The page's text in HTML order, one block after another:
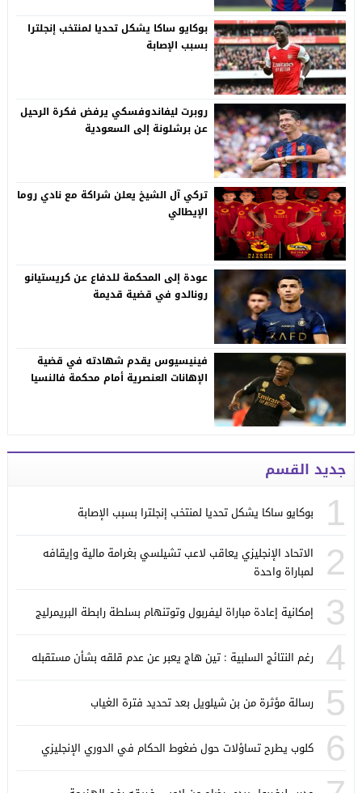
بوكايو ساكا يشكل تحديا لمنتخب إنجلترا
بسبب الإصابة
روبرت ليفاندوفسكي يرفض فكرة الرحيل
عن برشلونة إلى السعودية
تركي آل الشيخ يعلن شراكة مع نادي روما
الإيطالي
عودة إلى المحكمة للدفاع عن كريستيانو
رونالدو في قضية قديمة
فينيسيوس يقدم شهادته في قضية
الإهانات العنصرية أمام محكمة فالنسيا
جديد القسم
1 بوكايو ساكا يشكل تحديا لمنتخب إنجلترا بسبب الإصابة
2
الاتحاد الإنجليزي يعاقب لاعب تشيلسي بغرامة مالية وإيقافه
لمباراة واحدة
3 إمكانية إعادة مباراة ليفربول وتوتنهام بسلطة رابطة البريمرليج
4 رغم النتائج السلبية : تين هاج يعبر عن عدم قلقه بشأن مستقبله
5 رسالة مؤثرة من بن شيلويل بعد تحديد فترة الغياب
6 كلوب يطرح تساؤلات حول ضغوط الحكام في الدوري الإنجليزي